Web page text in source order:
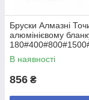
Бруски Алмазнi
алюмінієвому
Артикул
В наявності
856 ₴